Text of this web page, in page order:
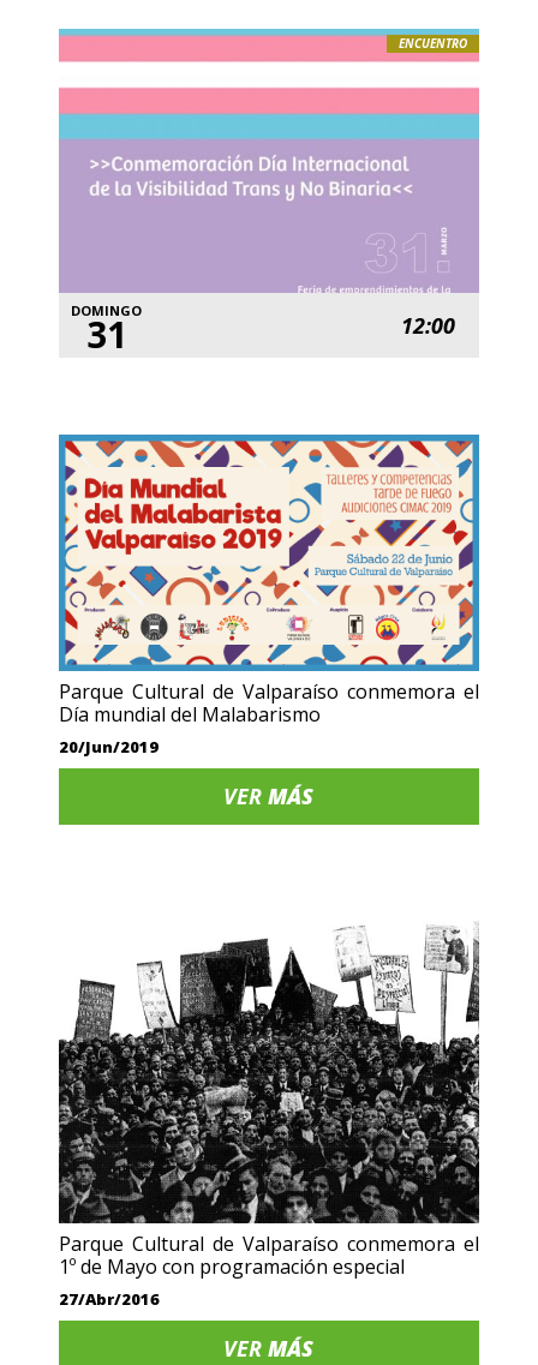
ENCUENTRO
DOMINGO
31 12:00
Parque Cultural de Valparaíso conmemora el
Día mundial del Malabarismo
20/Jun/2019
VERMÁS
Parque Cultural de Valparaíso conmemora el
1º de Mayo con programación especial
27/Abr/2016
VERMÁS